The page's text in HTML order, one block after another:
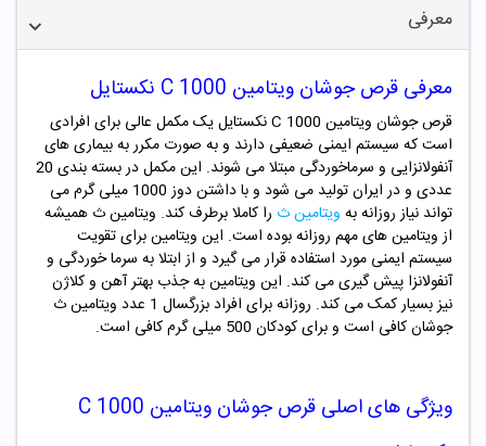
معرفی
معرفی قرص جوشان ویتامین C 1000 نکستایل
قرص جوشان ویتامین C 1000 نکستایل یک مکمل عالی برای افرادی
است که سیستم ایمنی ضعیفی دارند و به صورت مکرر به بیماری های
آنفولانزایی و سرماخوردگی مبتلا می شوند. این مکمل در بسته بندی 20
عددی و در ایران تولید می شود و با داشتن دوز 1000 میلی گرم می
تواند نیاز روزانه به ویتامین ث را کاملا برطرف کند. ویتامین ث همیشه
از ویتامین های مهم روزانه بوده است. این ویتامین برای تقویت
سیستم ایمنی مورد استفاده قرار می گیرد و از ابتلا به سرما خوردگی و
آنفولانزا پیش گیری می کند. این ویتامین به جذب بهتر آهن و کلاژن
نیز بسیار کمک می کند. روزانه برای افراد بزرگسال 1 عدد ویتامین ث
جوشان کافی است و برای کودکان 500 میلی گرم کافی است.
ویژگی های اصلی قرص جوشان ویتامین C 1000